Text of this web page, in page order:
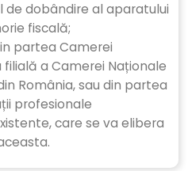
de dobândire al aparatului
fiscală;
partea Camerei
a Camerei Naționale
România, sau din partea
profesionale
care se va elibera